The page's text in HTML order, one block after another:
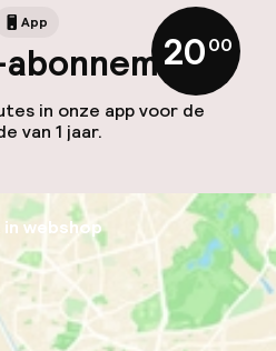
App
abonnement
in onze app voor de
van 1 jaar.
20,00
in webshop